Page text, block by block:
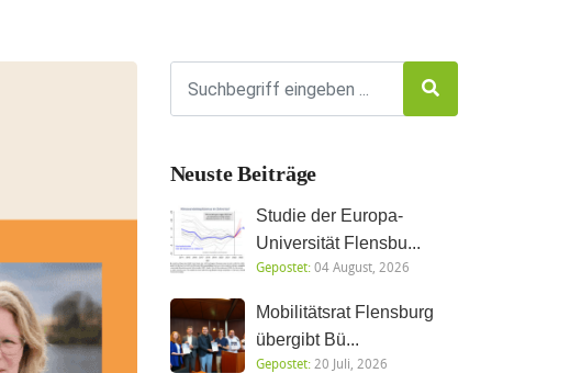
Neuste Beiträge
Studie der Europa-
Universität Flensbu...
Gepostet:04 August, 2026
Mobilitätsrat Flensburg
übergibt Bü...
Gepostet:20 Juli, 2026